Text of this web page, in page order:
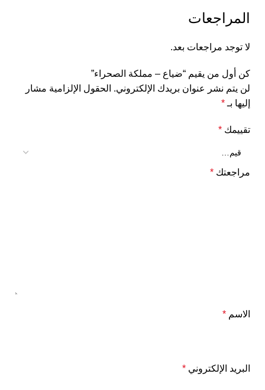
المراجعات
لا توجد مراجعات بعد.
كن أول من يقيم “ضياع – مملكة الصحراء”
لن يتم نشر عنوان بريدك الإلكتروني. الحقول الإلزامية مشار
إليها بـ *
تقييمك *
مراجعتك *
الاسم *
البريد الإلكتروني *